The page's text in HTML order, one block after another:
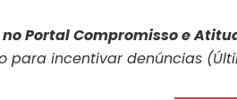
Portal Compromisso e
para incentivar denúncias